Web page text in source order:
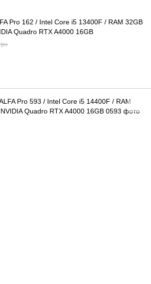
Pro 162 / Intel Core i5 13400F / RAM 32GB
Quadro RTX A4000 16GB